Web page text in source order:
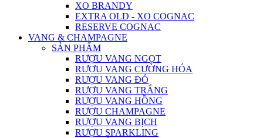
XO BRANDY
EXTRA OLD - XO COGNAC
RESERVE COGNAC
VANG & CHAMPAGNE
SẢN PHẨM
RƯỢU VANG NGỌT
RƯỢU VANG CƯỜNG HÓA
RƯỢU VANG ĐỎ
RƯỢU VANG TRẮNG
RƯỢU VANG HỒNG
RƯỢU CHAMPAGNE
RƯỢU VANG BỊCH
RƯỢU SPARKLING